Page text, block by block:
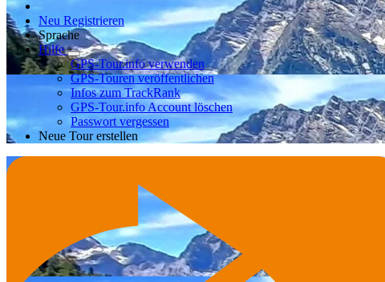
Neu Registrieren
Sprache
Hilfe
GPS-Tour.info verwenden
GPS-Touren veröffentlichen
Infos zum TrackRank
GPS-Tour.info Account löschen
Passwort vergessen
Neue Tour erstellen